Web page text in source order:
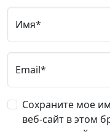
Имя*
Email*
Сохраните мое
веб-сайт в этом